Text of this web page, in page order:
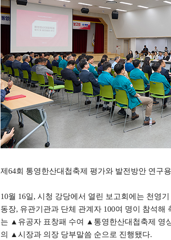
제 64회 통영한산대첩축제 평가와 발전방안 연구
10월 16일, 시청 강당에서 열린 보고회에는 천영
동장, 유관기관과 단체 관계자 100여 명이 참석해
는 ▲ 유공자 표창패 수여 ▲ 통영한산대첩축제 영
의
▲ 시장과 의장 당부말씀 순으로 진행됐다.